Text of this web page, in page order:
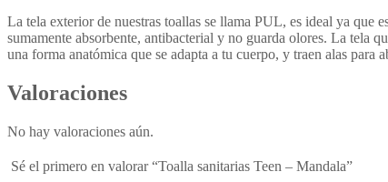
La tela exterior de nuestras toallas se llama PUL, es ideal ya que
sumamente absorbente, antibacterial y no guarda olores. La tela
una forma anatómica que se adapta a tu cuerpo, y traen alas para
Valoraciones
No hay valoraciones aún.
Sé el primero en valorar “Toalla sanitarias Teen – Mandala”